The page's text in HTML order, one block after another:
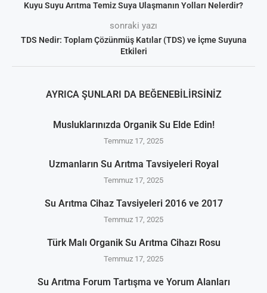
Kuyu Suyu Arıtma Temiz Suya Ulaşmanın Yolları Nelerdir?
sonraki yazı
TDS Nedir: Toplam Çözünmüş Katılar (TDS) ve İçme Suyuna
Etkileri
AYRICA ŞUNLARI DA BEĞENEBILIRSINIZ
Musluklarınızda Organik Su Elde Edin!
Temmuz 17, 2025
Uzmanların Su Arıtma Tavsiyeleri Royal
Temmuz 17, 2025
Su Arıtma Cihaz Tavsiyeleri 2016 ve 2017
Temmuz 17, 2025
Türk Malı Organik Su Arıtma Cihazı Rosu
Temmuz 17, 2025
Su Arıtma Forum Tartışma ve Yorum Alanları